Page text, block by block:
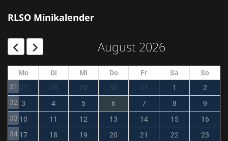
RLSO Minikalender
August 2026
Mo Di Mi Do Fr Sa
So
31 27 28 29 30 31 1
2
32 3 4 5 6 7 8
9
33 10 11 12 13 14 15
16
34 17 18 19 20 21 22 23